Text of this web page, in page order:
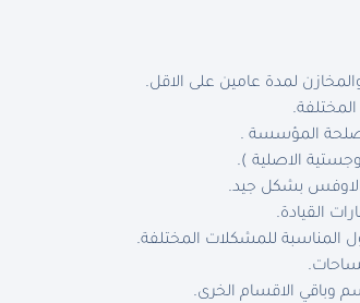
لمدة عامين على الاقل.
المؤسسة .
الاصلية ).
الاوفس بشكل جيد.
القيادة.
المناسبة للمشكلات المختلفة.
وباقي الاقسام الخرى.